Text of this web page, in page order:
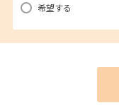
希望する